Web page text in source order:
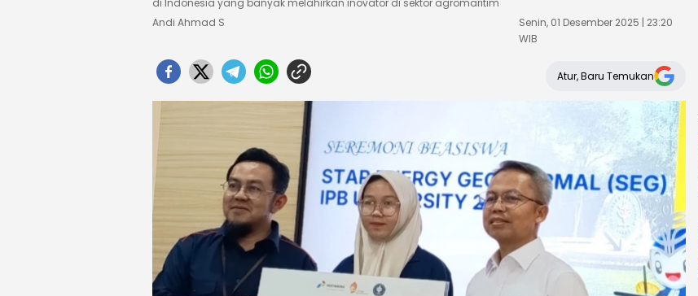
di Indonesia yang banyak melahirkan inovator di sektor agromaritim
Andi Ahmad S
Senin, 01 Desember 2025 | 23:20
WIB
Atur, Baru Temukan